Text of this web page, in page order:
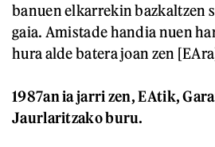
banuen elkarrekin bazkaltzen
gaia. Amistade handia nuen
hura alde batera joan zen
1987an ia jarri zen, EAtik,
Jaurlaritzako buru.